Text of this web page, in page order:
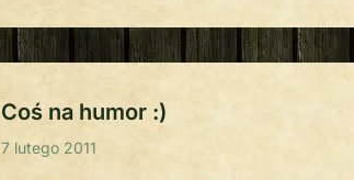
jedzie 120 km/h – krowa mruga okiem. […]
Coś na humor :)
7 lutego 2011